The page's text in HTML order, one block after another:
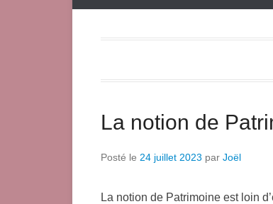
La notion de
Posté le 24 juillet 2023 par Joël
La notion de Patrimoine est loin